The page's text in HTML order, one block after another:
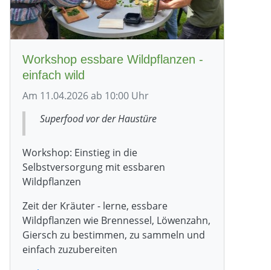
Workshop essbare Wildpflanzen -
einfach wild
Am 11.04.2026 ab 10:00 Uhr
Superfood vor der Haustüre
Workshop: Einstieg in die
Selbstversorgung mit essbaren
Wildpflanzen
Zeit der Kräuter - lerne, essbare
Wildpflanzen wie Brennessel, Löwenzahn,
Giersch zu bestimmen, zu sammeln und
einfach zuzubereiten